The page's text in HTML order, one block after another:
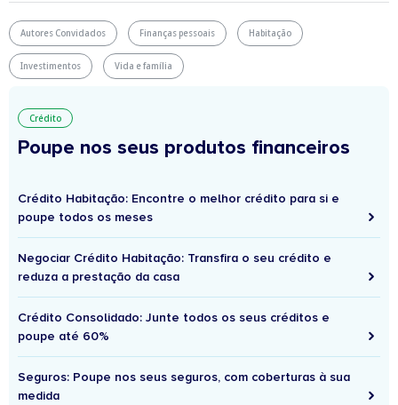
Autores Convidados Finanças pessoais Habitação
Investimentos Vida e família
Crédito
Poupe nos seus produtos financeiros
Crédito Habitação: Encontre o melhor crédito para si e
poupe todos os meses
Negociar Crédito Habitação: Transfira o seu crédito e
reduza a prestação da casa
Crédito Consolidado: Junte todos os seus créditos e
poupe até 60%
Seguros: Poupe nos seus seguros, com coberturas à sua
medida